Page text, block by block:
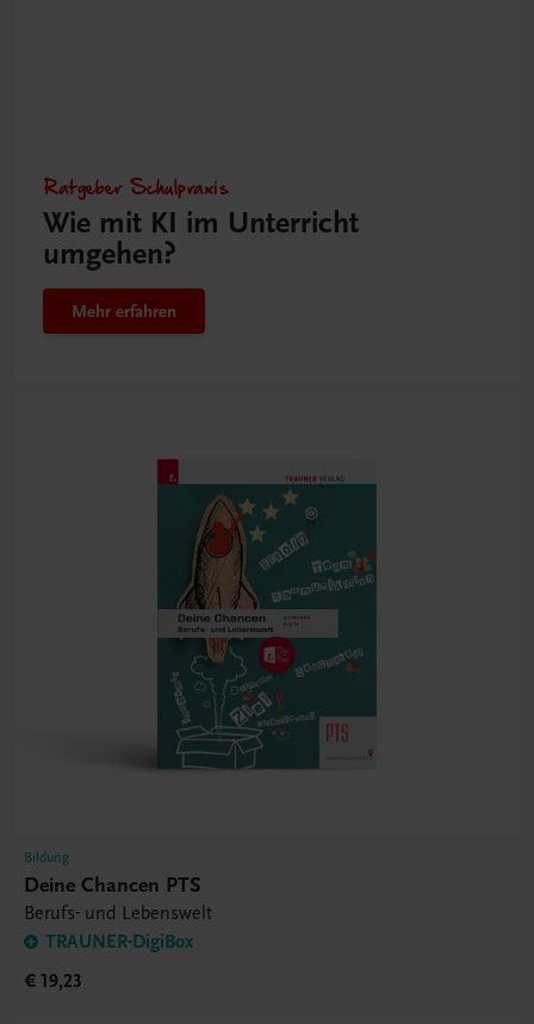
Ratgeber Schulpraxis
Wie mit KI im Unterricht
umgehen?
Mehr erfahren
Bildung
Deine Chancen PTS
Berufs- und Lebenswelt
TRAUNER-DigiBox
€ 19,23